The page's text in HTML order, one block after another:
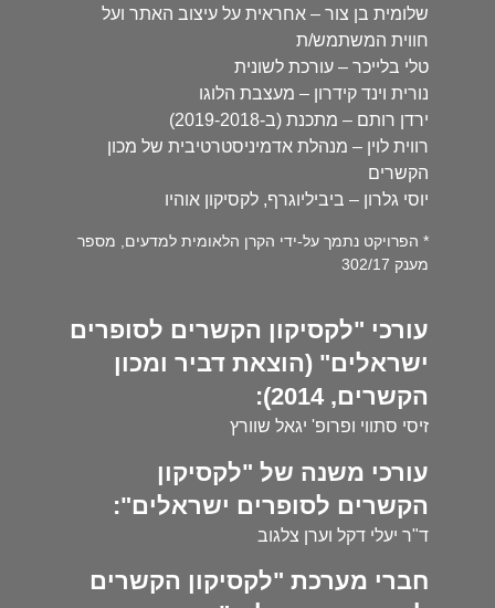
שלומית בן צור – אחראית על עיצוב האתר ועל
חווית המשתמש/ת
טלי בלייכר – עורכת לשונית
נורית וינד קידרון – מעצבת הלוגו
ירדן רותם – מתכנת (ב-2019-2018)
רווית לוין – מנהלת אדמיניסטרטיבית של מכון
הקשרים
יוסי גלרון – ביביליוגרף, לקסיקון אוהיו
* הפרויקט נתמך על-ידי הקרן הלאומית למדעים, מספר
מענק 302/17
עורכי "לקסיקון הקשרים לסופרים
ישראלים" (הוצאת דביר ומכון
הקשרים, 2014):
זיסי סתווי ופרופ' יגאל שוורץ
עורכי משנה של "לקסיקון
הקשרים לסופרים ישראלים":
ד"ר יעלי דקל וערן צלגוב
חברי מערכת "לקסיקון הקשרים